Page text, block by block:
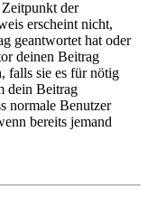
der
erscheint nicht,
geantwortet hat oder
deinen Beitrag
falls sie es für nötig
dein Beitrag
normale Benutzer
bereits jemand